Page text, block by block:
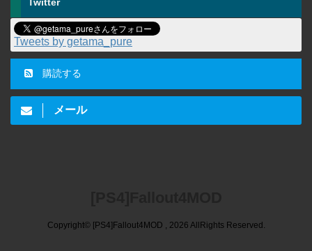
Tweets by getama_pure
購読する
メール
Copyright© [PS4]Fallout4MOD , 2026 AllRights Reserved.